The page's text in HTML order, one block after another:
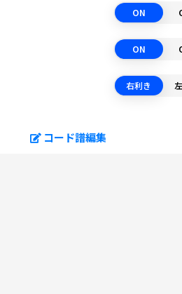
ON
ON
右利き
コード譜編集